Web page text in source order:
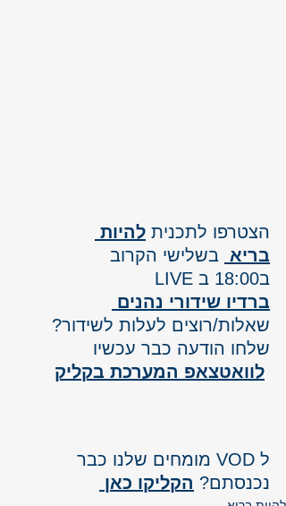
הצטרפו לתכנית להיות
בריא בשלישי הקרוב
ב18:00 ב LIVE
ברדיו שידורי נהנים
שאלות/רוצים לעלות לשידור?
שלחו הודעה כבר עכשיו
לוואטצאפ המערכת בקליק
ל VOD מומחים שלנו כבר
נכנסתם? הקליקו כאן